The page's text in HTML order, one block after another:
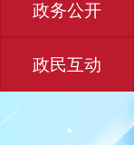
政务公开
政民互动